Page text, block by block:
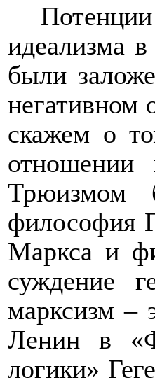
идеализма
были
негативном
скажем о
отношении
Трюизмом
философия
Маркса и
суждение
марксизм –
Ленин в
логики»